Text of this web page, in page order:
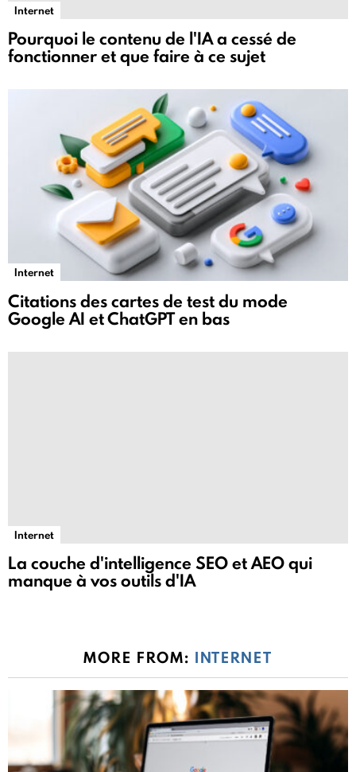
Internet
Pourquoi le contenu de l'IA a cessé de
fonctionner et que faire à ce sujet
Internet
Citations des cartes de test du mode
Google AI et ChatGPT en bas
Internet
La couche d'intelligence SEO et AEO qui
manque à vos outils d'IA
MORE FROM: INTERNET